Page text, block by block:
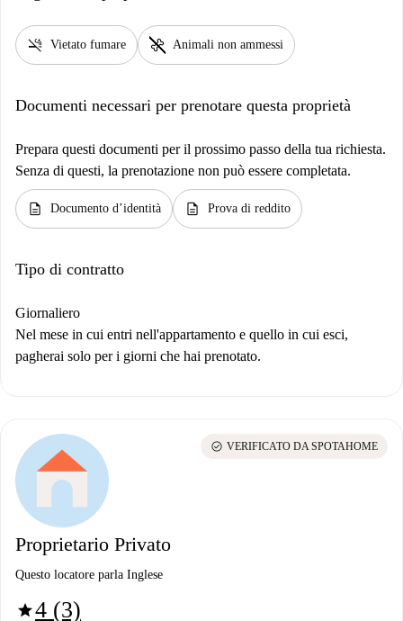
smoke_free Vietato fumare pet_supplies Animali non ammessi
Documenti necessari per prenotare questa proprietà
Prepara questi documenti per il prossimo passo della tua richiesta.
Senza di questi, la prenotazione non può essere completata.
description Documento d’identità description Prova di reddito
Tipo di contratto
Giornaliero
Nel mese in cui entri nell'appartamento e quello in cui esci,
pagherai solo per i giorni che hai prenotato.
Proprietario Privato
Questo locatore parla Inglese
star4 (3)
check_circle VERIFICATO DA SPOTAHOME